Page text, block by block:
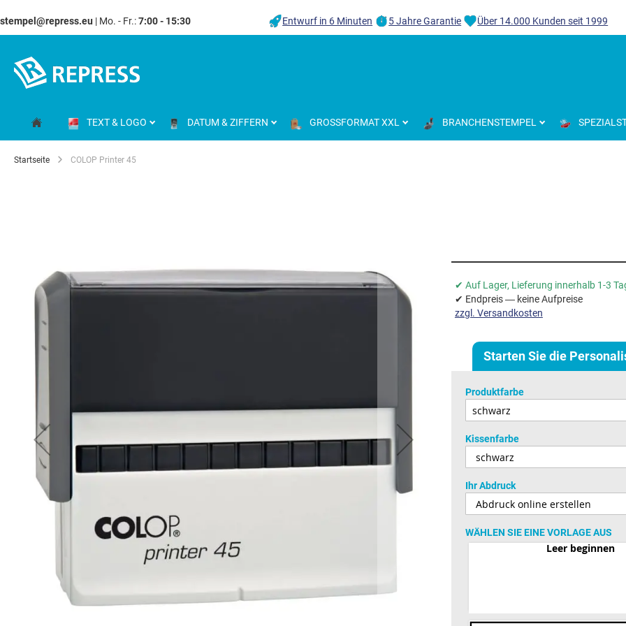
stempel@repress.eu | Mo. - Fr.:7:00 - 15:30 Entwurf in 6 Minuten 5 Jahre Garantie Über 14.000 Kunden seit 1999
springen
TEXT & LOGO DATUM & ZIFFERN GROSSFORMAT XXL BRANCHENSTEMPEL
Startseite COLOP Printer 45
Bildgalerie
springen
✔ Auf Lager, Lieferung innerhalb 1-3
✔ Endpreis — keine Aufpreise
zzgl. Versandkosten
Starten Sie die
Produktfarbe
Kissenfarbe
Ihr Abdruck
WÄHLEN SIE EINE VORLAGE AUS
Leer beginnen